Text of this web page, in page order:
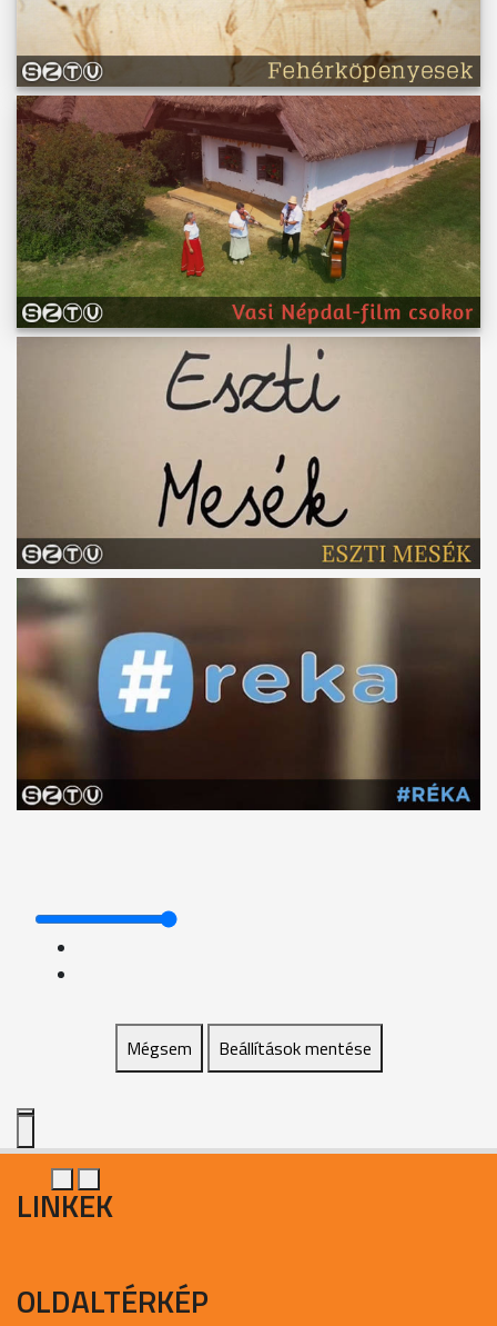
Mégsem Beállítások mentése
LINKEK
OLDALTÉRKÉP